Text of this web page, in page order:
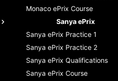
Monaco ePrix Course
Sanya ePrix
Sanya ePrix Practice 1
Sanya ePrix Practice 2
Sanya ePrix Qualifications
Sanya ePrix Course